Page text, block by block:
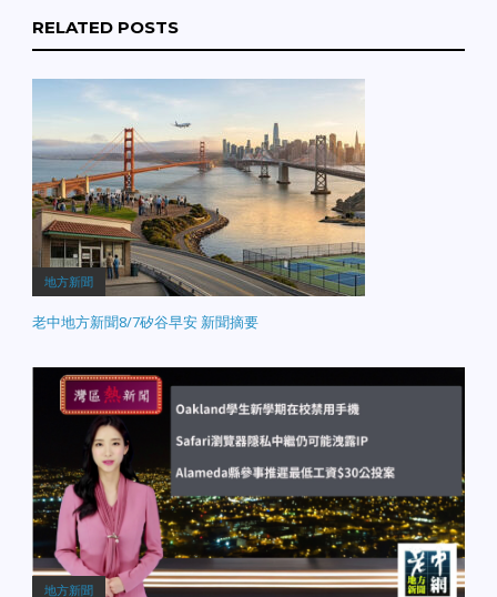
RELATED POSTS
地方新聞
老中地方新聞8/7矽谷早安 新聞摘要
地方新聞